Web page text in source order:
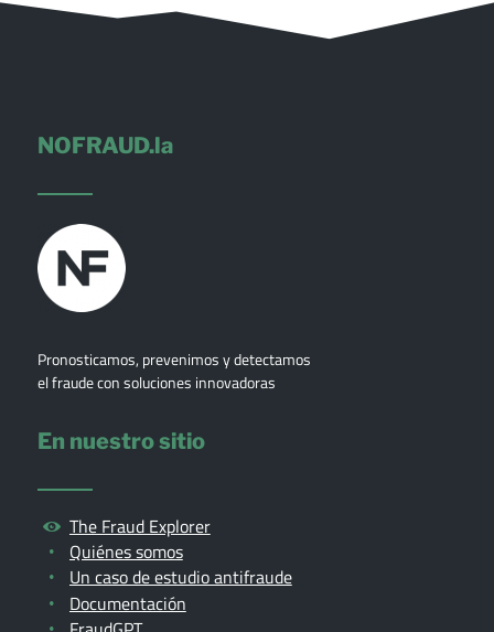
NOFRAUD.la
Pronosticamos, prevenimos y detectamos
el fraude con soluciones innovadoras
En nuestro sitio
The Fraud Explorer
Quiénes somos
Un caso de estudio antifraude
Documentación